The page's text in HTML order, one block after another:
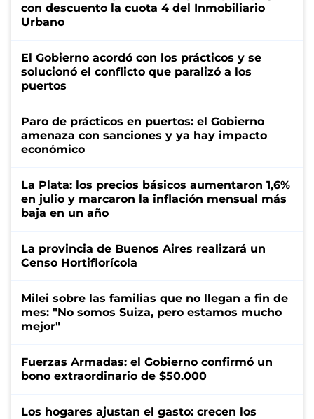
con descuento la cuota 4 del Inmobiliario
Urbano
El Gobierno acordó con los prácticos y se
solucionó el conflicto que paralizó a los
puertos
Paro de prácticos en puertos: el Gobierno
amenaza con sanciones y ya hay impacto
económico
La Plata: los precios básicos aumentaron 1,6%
en julio y marcaron la inflación mensual más
baja en un año
La provincia de Buenos Aires realizará un
Censo Hortiflorícola
Milei sobre las familias que no llegan a fin de
mes: "No somos Suiza, pero estamos mucho
mejor"
Fuerzas Armadas: el Gobierno confirmó un
bono extraordinario de $50.000
Los hogares ajustan el gasto: crecen los